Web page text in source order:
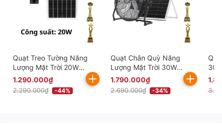
Quạt Treo Tường Năng
Lượng Mặt Trời 20W
KITAWA Thông Minh -
KQ15.20
1.290.000₫
2.290.000₫ -44%
Quạt Chân Quỳ Năng
Lượng Mặt Trời 30W
Thông Minh KITAWA -
KQ14.30
1.790.000₫
2.690.000₫ -34%